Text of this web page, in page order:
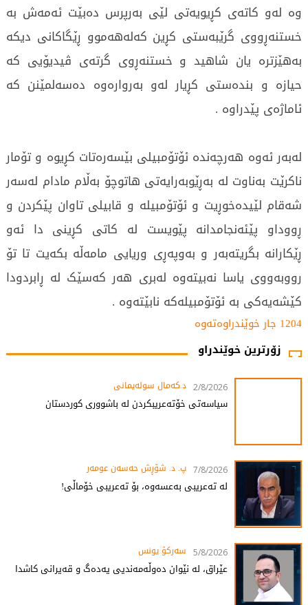
وە لەو کاتەی کڕیویەتی لێی بەرپرس دەبێت ئەمەش بە
خستنەڕووی گرێبەستی کڕین کەلەهەموو ڕێگاکانی دیکە
بەهێزترە یان شاهید و خستنەڕوی گرتەی ڤیدیۆیی کە
حیازە و بندەستی کڕیار لەو بەروارەوە دەسەلمێنن کە
ئاماژەی پێدراوە .
لەبەر ئەوە هەرچەندە ئۆتۆمبیلی بێسەرەتات کڕیوە و تۆمار
ناکرێت بەناوت لە بەڕێوبەرایەتی هاتوچۆ بەڵام مادام لەسەر
شەقام لێیدەخوڕیت و ئۆتۆمبیلە و قابیلی تاوان پێکردن و
ڕووداو پێئەنجامدانە پێویست لە کاتی کڕینی دا ئەو
ڕێکارانە بگریتەبەر و بەوپەڕی وریایی مامەڵە بکەیت تا تۆ
رووبەووی یاسا نەبیتەوە لەبری هەر کەسێک لە ڕابردودا
کێشەیەکی بە ئۆتۆمبیلەکە نابێتەوە .
1204 جار خوێندراوەتەوە
زۆرترین خوێندراو
2/8/2026 د.کەمال سولەیمانی
سیاسەتی خۆتەعریبکردن لە باشووری کوردستان
7/8/2026 پ. د. شۆڕش حەسەن عومەر
لە تەعریبی بەعسەوە، بۆ تەعریبی خۆماڵی!
5/8/2026 سەرکۆ یونس
عێراق، لە نێوان دەوڵەمەندیی یەدەگ و قەیرانی کاشدا